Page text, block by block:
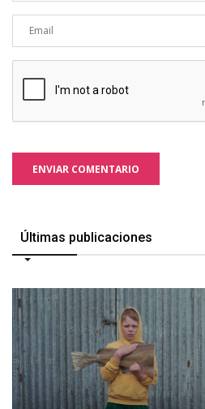
ENVIAR COMENTARIO
Últimas publicaciones